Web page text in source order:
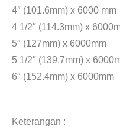
4″ (101.6mm) x 6000 mm
4 1/2″ (114.3mm) x
5″ (127mm) x 6000mm
5 1/2″ (139.7mm) x
6″ (152.4mm) x 6000mm
Keterangan :